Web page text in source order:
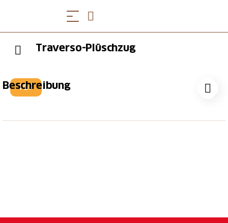
Traverso-Plüschzug
TOP
Beschreibung
zum Knuddeln. Der SOB-Plüschzug ist ein schönes